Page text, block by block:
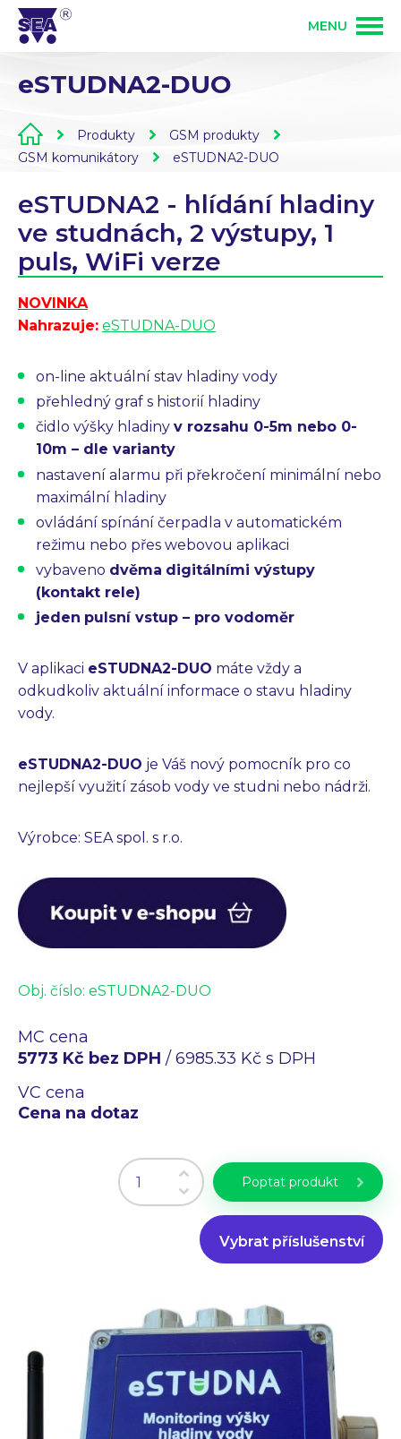
PRODUKTY
GSM produkty
PLC programovatelné automaty
Zakázková výroba elektroniky
Průmyslové PC
WiFi Produkty
SLUŽBY
Vývoj elektroniky
Laserové gravírování
PLC programování
ŘEŠENÍ
O FIRMĚ
KONTAKT
Přihlášení partnera
MENU
eSTUDNA2-DUO
Produkty
GSM produkty
GSM komunikátory
eSTUDNA2-DUO
eSTUDNA2 - hlídání hladiny
ve studnách, 2 výstupy, 1
puls, WiFi verze
NOVINKA
Nahrazuje: eSTUDNA-DUO
on-line aktuální stav hladiny vody
přehledný graf s historií hladiny
čidlo výšky hladiny v rozsahu 0-5m nebo 0-
10m – dle varianty
nastavení alarmu při překročení minimální nebo
maximální hladiny
ovládání spínání čerpadla v automatickém
režimu nebo přes webovou aplikaci
vybaveno dvěma digitálními výstupy
(kontakt rele)
jeden pulsní vstup – pro vodoměr
V aplikaci eSTUDNA2-DUO máte vždy a
odkudkoliv aktuální informace o stavu hladiny
vody.
eSTUDNA2-DUO je Váš nový pomocník pro co
nejlepší využití zásob vody ve studni nebo nádrži.
Výrobce: SEA spol. s r.o.
Obj. číslo: eSTUDNA2-DUO
MC cena
5773 Kč bez DPH / 6985.33 Kč s DPH
VC cena
Cena na dotaz
Poptat produkt
Vybrat příslušenství